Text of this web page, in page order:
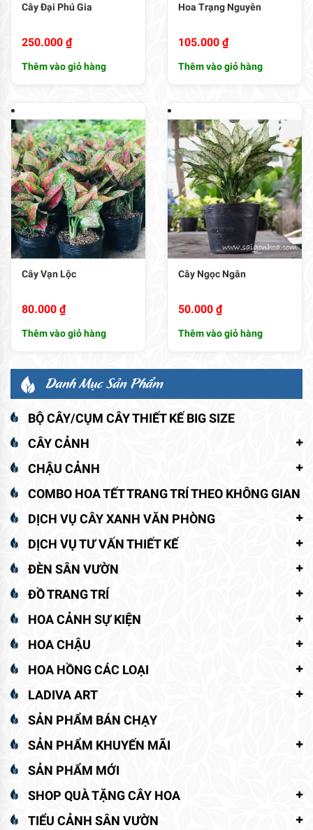
Cây Đại Phú Gia
250.000 ₫
Thêm vào giỏ hàng
Hoa Trạng Nguyên
105.000 ₫
Thêm vào giỏ hàng
Cây Vạn Lộc
80.000 ₫
Thêm vào giỏ hàng
Cây Ngọc Ngân
50.000 ₫
Thêm vào giỏ hàng
Danh Mục Sản Phẩm
BỘ CÂY/CỤM CÂY THIẾT KẾ BIG SIZE
CÂY CẢNH
CHẬU CẢNH
COMBO HOA TẾT TRANG TRÍ THEO KHÔNG GIAN
DỊCH VỤ CÂY XANH VĂN PHÒNG
DỊCH VỤ TƯ VẤN THIẾT KẾ
ĐÈN SÂN VƯỜN
ĐỒ TRANG TRÍ
HOA CẢNH SỰ KIỆN
HOA CHẬU
HOA HỒNG CÁC LOẠI
LADIVA ART
SẢN PHẨM BÁN CHẠY
SẢN PHẨM KHUYẾN MÃI
SẢN PHẨM MỚI
SHOP QUÀ TẶNG CÂY HOA
TIỂU CẢNH SÂN VƯỜN